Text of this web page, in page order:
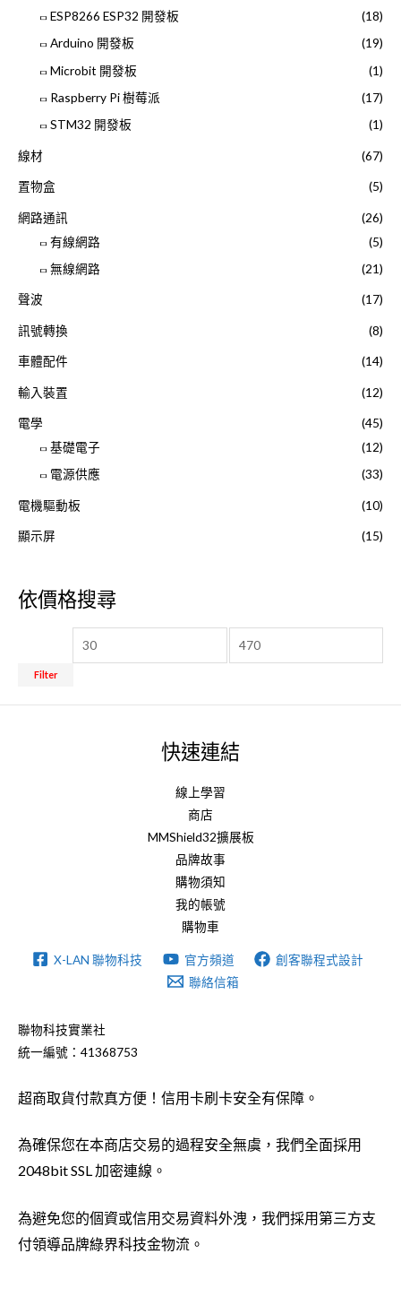
ESP8266 ESP32 開發板
(18)
Arduino 開發板
(19)
Microbit 開發板
(1)
Raspberry Pi 樹莓派
(17)
STM32 開發板
(1)
線材 (67)
置物盒 (5)
網路通訊
(26)
有線網路
(5)
無線網路
(21)
聲波 (17)
訊號轉換 (8)
車體配件 (14)
輸入裝置 (12)
電學
(45)
基礎電子
(12)
電源供應
(33)
電機驅動板 (10)
顯示屏 (15)
依價格搜尋
Filter
快速連結
線上學習
商店
MMShield32擴展板
品牌故事
購物須知
我的帳號
購物車
X-LAN 聯物科技 官方頻道
創客聯程式設計
聯絡信箱
聯物科技實業社
統一編號：41368753
超商取貨付款真方便！信用卡刷卡安全有保障。
為確保您在本商店交易的過程安全無虞，我們全面採用
2048bit SSL 加密連線。
為避免您的個資或信用交易資料外洩，我們採用第三方支
付領導品牌綠界科技金物流。